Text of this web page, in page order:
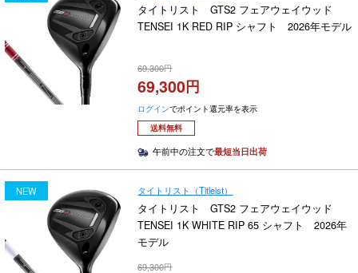
タイトリスト GTS2 フェアウェイウッド
TENSEI 1K RED RIP シャフト 2026年モデル
69,300
69,300
ログインでポイント還元率を表示
送料無料
午前中の注文で最短当日出荷
NEW タイトリスト（Titleist）
タイトリスト GTS2 フェアウェイウッド
TENSEI 1K WHITE RIP 65 シャフト 2026年
モデル
69,300